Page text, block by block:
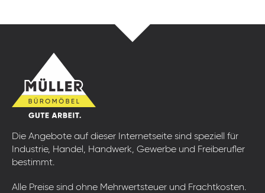
Die Angebote auf dieser Internetseite sind speziell für
Industrie, Handel, Handwerk, Gewerbe und Freiberufler
bestimmt.
Alle Preise sind ohne Mehrwertsteuer und Frachtkosten.